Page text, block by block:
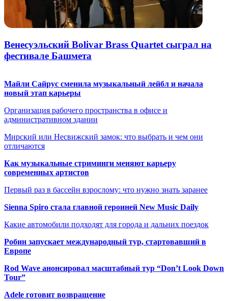
Венесуэльский Bolivar Brass Quartet сыграл на
фестивале Башмета
Майли Сайрус сменила музыкальный лейбл и начала
новый этап карьеры
Организация рабочего пространства в офисе и
административном здании
Мирский или Несвижский замок: что выбрать и чем они
отличаются
Как музыкальные стриминги меняют карьеру
современных артистов
Первый раз в бассейн взрослому: что нужно знать заранее
Sienna Spiro стала главной героиней New Music Daily
Какие автомобили подходят для города и дальних поездок
Робин запускает международный тур, стартовавший в
Европе
Rod Wave анонсировал масштабный тур “Don’t Look Down
Tour”
Adele готовит возвращение